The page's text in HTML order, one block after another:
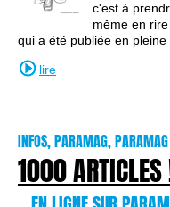
c'est à
même en
qui a été publiée en
lire
INFOS, PARAMAG,
1000 ARTICLES